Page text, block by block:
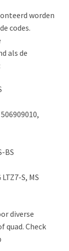
worden
codes.
als de
BS
S, MS
diverse
Check